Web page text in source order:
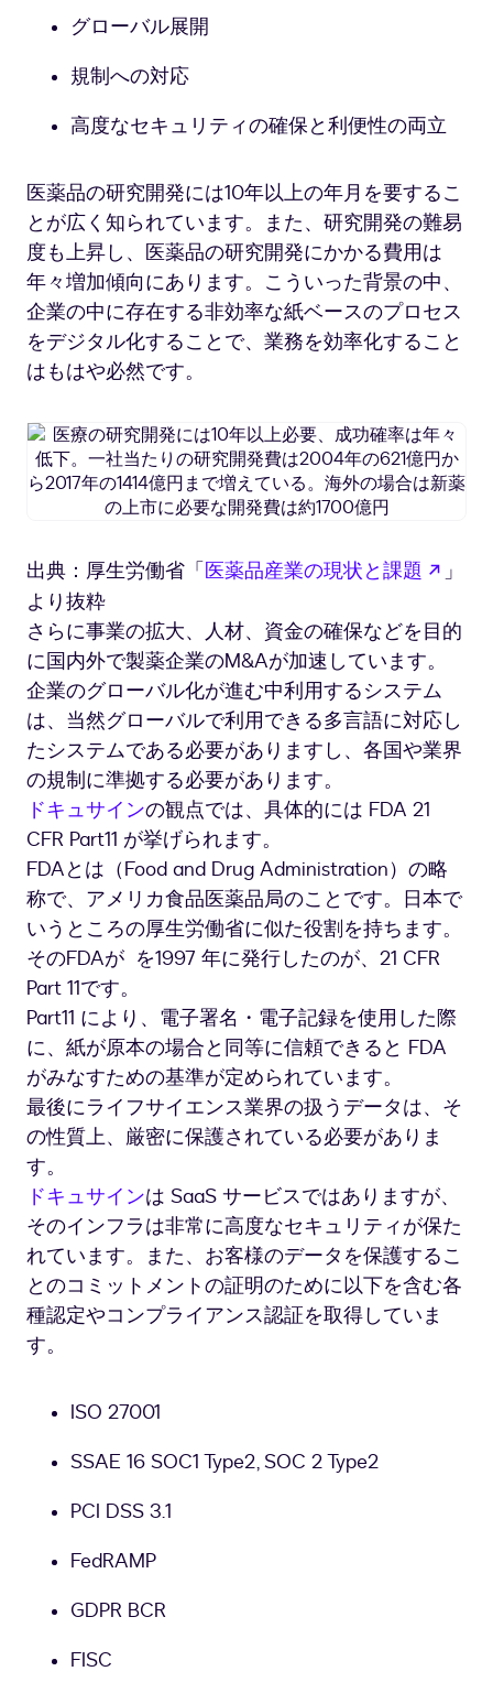
グローバル展開
規制への対応
高度なセキュリティの確保と利便性の両立
医薬品の研究開発には10年以上の年月を要するこ
とが広く知られています。また、研究開発の難易
度も上昇し、医薬品の研究開発にかかる費用は
年々増加傾向にあります。こういった背景の中、
企業の中に存在する非効率な紙ベースのプロセス
をデジタル化することで、業務を効率化すること
はもはや必然です。
医
療
の
研
開
発
10
年
以
上
必
要、
成
功
確
率
は
年々
低
下。
社
当
た
り
の
研
費
は
2004
年
の
ら
2017
出典：厚生労働省「医薬品産業の現状と課題 新
」
より抜粋
さらに事業の拡大、人材、資金の確保などを目的
に国内外で製薬企業のM&Aが加速しています。
企業のグローバル化が進む中利用するシステム
は、当然グローバルで利用できる多言語に対応し
たシステムである必要がありますし、各国や業界
の規制に準拠する必要があります。
ドキュサインの観点では、具体的には FDA 21
CFR Part11 が挙げられます。
FDAとは（Food and Drug Administration）の略
称で、アメリカ食品医薬品局のことです。日本で
いうところの厚生労働省に似た役割を持ちます。
そのFDAが を1997 年に発行したのが、21 CFR
Part 11です。
Part11 により、電子署名・電子記録を使用した際
に、紙が原本の場合と同等に信頼できると FDA
がみなすための基準が定められています。
最後にライフサイエンス業界の扱うデータは、そ
の性質上、厳密に保護されている必要がありま
す。
ドキュサインは SaaS サービスではありますが、
そのインフラは非常に高度なセキュリティが保た
れています。また、お客様のデータを保護するこ
とのコミットメントの証明のために以下を含む各
種認定やコンプライアンス認証を取得していま
す。
ISO 27001
SSAE 16 SOC1 Type2, SOC 2 Type2
PCI DSS 3.1
FedRAMP
GDPR BCR
FISC